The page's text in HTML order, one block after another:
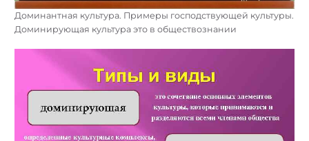
Доминантная культура. Примеры господствующей культуры.
Доминирующая культура это в обществознании